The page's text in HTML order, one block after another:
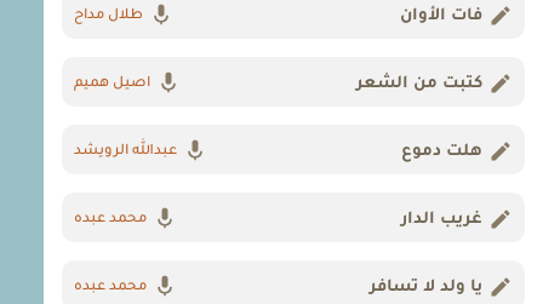
فات الأوان طلال مداح
كتبت من الشعر اصيل هميم
هلت دموع عبدالله الرويشد
غريب الدار محمد عبده
يا ولد لا تسافر محمد عبده